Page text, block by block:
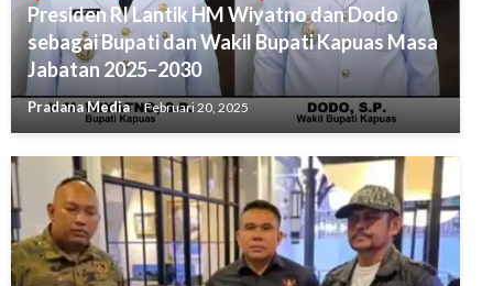
Presiden RI Lantik HM Wiyatno dan Dodo
sebagai Bupati dan Wakil Bupati Kapuas Masa
Jabatan 2025–2030
Pradana Media Februari 20, 2025